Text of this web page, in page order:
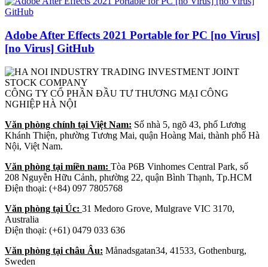
Adobe After Effects 2021 Portable for PC [no Virus]
[no Virus] GitHub
CÔNG TY CỔ PHẦN ĐẦU TƯ THƯƠNG MẠI CÔNG
NGHIỆP HÀ NỘI
Văn phòng chính tại Việt Nam: Số nhà 5, ngõ 43, phố Lương
Khánh Thiện, phường Tương Mai, quận Hoàng Mai, thành phố Hà
Nội, Việt Nam.
Văn phòng tại miền nam: Tòa P6B Vinhomes Central Park, số
208 Nguyễn Hữu Cảnh, phường 22, quận Bình Thạnh, Tp.HCM
Điện thoại: (+84) 097 7805768
Văn phòng tại Úc: 31 Medoro Grove, Mulgrave VIC 3170,
Australia
Điện thoại: (+61) 0479 033 636
Văn phòng tại châu Âu: Månadsgatan34, 41533, Gothenburg,
Sweden